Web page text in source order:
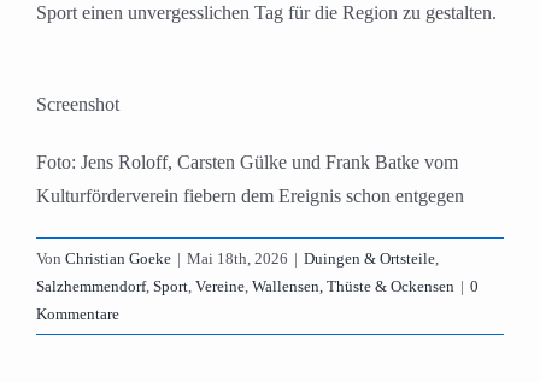
Sport einen unvergesslichen Tag für die Region zu gestalten.
Screenshot
Foto: Jens Roloff, Carsten Gülke und Frank Batke vom
Kulturförderverein fiebern dem Ereignis schon entgegen
Von Christian Goeke | Mai 18th, 2026 | Duingen & Ortsteile,
Salzhemmendorf, Sport, Vereine, Wallensen, Thüste & Ockensen | 0
Kommentare